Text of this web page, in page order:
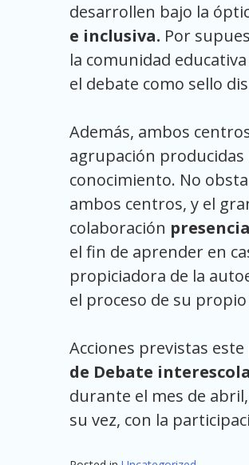
desarrollen bajo la
e inclusiva. Por
la comunidad
el debate como sello
Además, ambos
agrupación
conocimiento. No
ambos centros, y el
colaboración
el fin de aprender en
propiciadora de la
el proceso de su propio
Acciones previstas
de Debate
durante el mes de
su vez, con la